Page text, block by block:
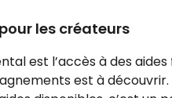
les créateurs
est l’accès à des
est à